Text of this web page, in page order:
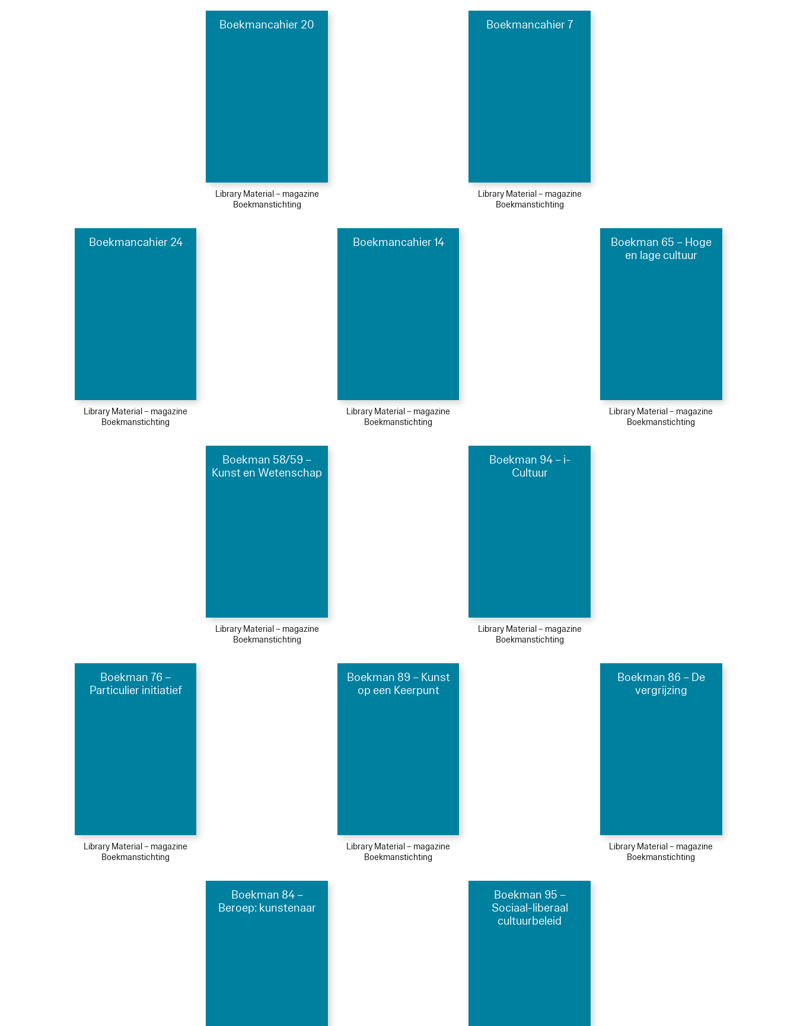
Boekmancahier 20
Library Material – magazine
Boekmanstichting
Boekmancahier 7
Library Material – magazine
Boekmanstichting
Boekmancahier 24
Library Material – magazine
Boekmanstichting
Boekmancahier 14
Library Material – magazine
Boekmanstichting
Boekman 65 – Hoge
en lage cultuur
Library Material – magazine
Boekmanstichting
Boekman 58/59 –
Kunst en Wetenschap
Library Material – magazine
Boekmanstichting
Boekman 94 – i-
Cultuur
Library Material – magazine
Boekmanstichting
Boekman 76 –
Particulier initiatief
Library Material – magazine
Boekmanstichting
Boekman 89 – Kunst
op een Keerpunt
Library Material – magazine
Boekmanstichting
Boekman 86 – De
vergrijzing
Library Material – magazine
Boekmanstichting
Boekman 84 –
Beroep: kunstenaar
Boekman 95 –
Sociaal-liberaal
cultuurbeleid